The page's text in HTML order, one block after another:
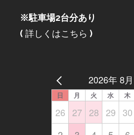
※駐車場2台分あり
( 詳しくはこちら )
2026年 8月
日 月 火 水 木
26 27 28 29 30